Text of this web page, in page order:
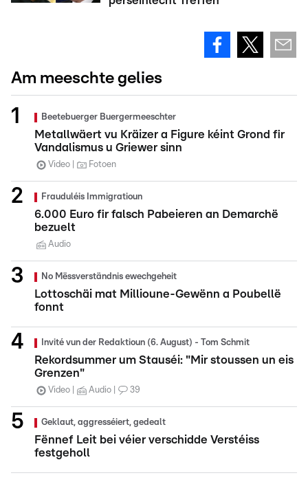
Am meeschte gelies
Beetebuerger Buergermeeschter
Metallwäert vu Kräizer a Figure kéint Grond fir
Vandalismus u Griewer sinn
Video Fotoen
Frauduléis Immigratioun
6.000 Euro fir falsch Pabeieren an Demarchë
bezuelt
Audio
No Mëssverständnis ewechgeheit
Lottoschäi mat Millioune-Gewënn a Poubellë
fonnt
Invité vun der Redaktioun (6. August) - Tom Schmit
Rekordsummer um Stauséi: "Mir stoussen un eis
Grenzen"
Video Audio 39
Geklaut, aggresséiert, gedealt
Fënnef Leit bei véier verschidde Verstéiss
festgeholl